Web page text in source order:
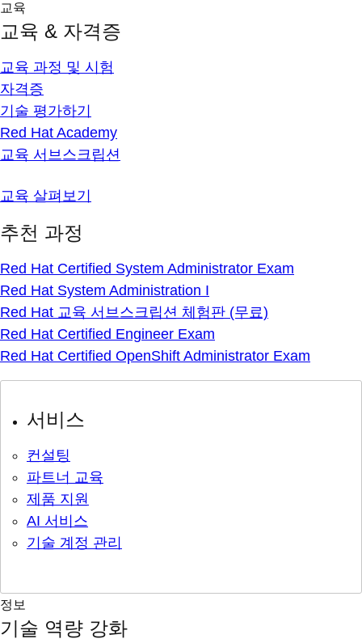
교육
교육 & 자격증
교육 과정 및 시험
자격증
기술 평가하기
Red Hat Academy
교육 서브스크립션
교육 살펴보기
추천 과정
Red Hat Certified System Administrator Exam
Red Hat System Administration I
Red Hat 교육 서브스크립션 체험판 (무료)
Red Hat Certified Engineer Exam
Red Hat Certified OpenShift Administrator Exam
서비스
컨설팅
파트너 교육
제품 지원
AI 서비스
기술 계정 관리
정보
기술 역량 강화